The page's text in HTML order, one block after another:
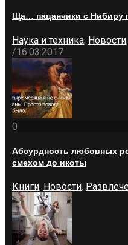
Ща… пацанчики с Нибиру
Наука и техника, Новости,
/16.03.2017
0
Абсурдность любовных
смехом до икоты
Книги, Новости,